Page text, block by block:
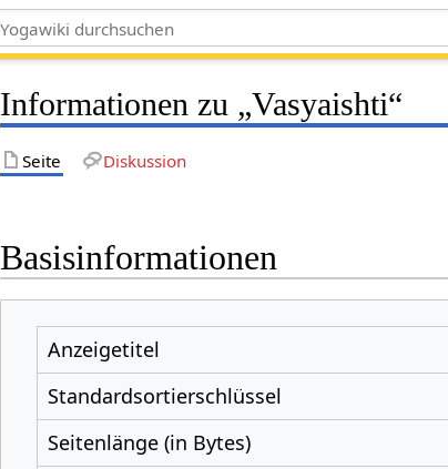
Informationen zu „Vasyaishti“
Seite Diskussion
Basisinformationen
Anzeigetitel
Standardsortierschlüssel
Seitenlänge (in Bytes)